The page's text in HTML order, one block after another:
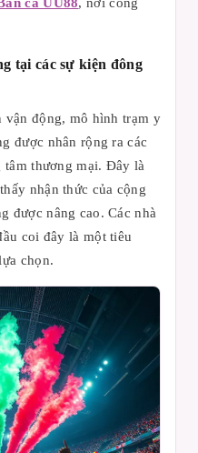
tại các sự kiện đông
vận động, mô hình trạm y
được nhân rộng ra các
thương mại. Đây là
nhận thức của cộng
được nâng cao. Các nhà
coi đây là một tiêu
chọn.